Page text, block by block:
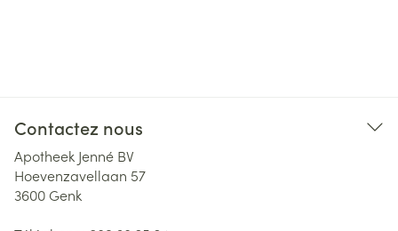
Contactez nous
Apotheek Jenné BV
Hoevenzavellaan 57
3600 Genk